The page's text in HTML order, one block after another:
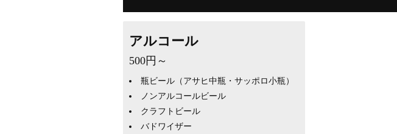
アルコール
500円～
瓶ビール（アサヒ中瓶・サッポロ小瓶）
ノンアルコールビール
クラフトビール
バドワイザー